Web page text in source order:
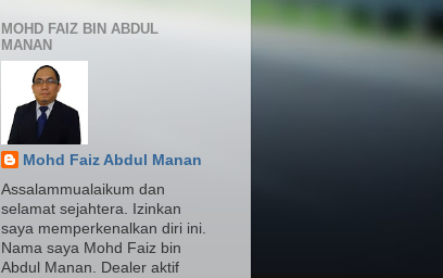
MOHD FAIZ BIN ABDUL
MANAN
Mohd Faiz Abdul Manan
Assalammualaikum dan
selamat sejahtera. Izinkan
saya memperkenalkan diri ini.
Nama saya Mohd Faiz bin
Abdul Manan. Dealer aktif